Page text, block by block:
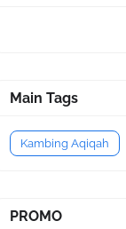
Main Tags
Kambing Aqiqah
PROMO